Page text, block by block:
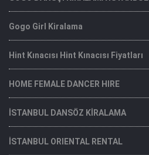
Gogo Girl Kiralama
Hint Kınacısı Hint Kınacısı Fiyatları
HOME FEMALE DANCER HIRE
İSTANBUL DANSÖZ KİRALAMA
İSTANBUL ORIENTAL RENTAL